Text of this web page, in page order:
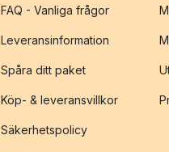
FAQ - Vanliga frågor
Leveransinformation
Spåra ditt paket
Köp- & leveransvillkor
Säkerhetspolicy